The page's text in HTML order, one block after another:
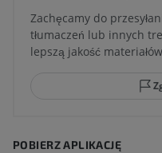
Zachęcamy do
tłumaczeń lub innych
lepszą jakość
POBIERZ APLIKACJĘ